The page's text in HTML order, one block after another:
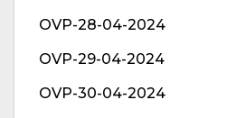
OVP-28-04-2024
OVP-29-04-2024
OVP-30-04-2024